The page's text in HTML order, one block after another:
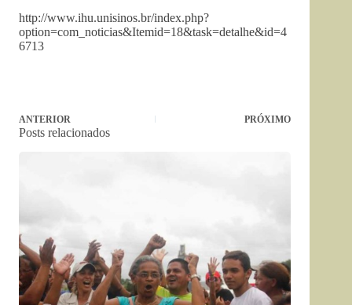
http://www.ihu.unisinos.br/index.php?
option=com_noticias&Itemid=18&task=detalhe&id=4
6713
ANTERIOR PRÓXIMO
Posts relacionados